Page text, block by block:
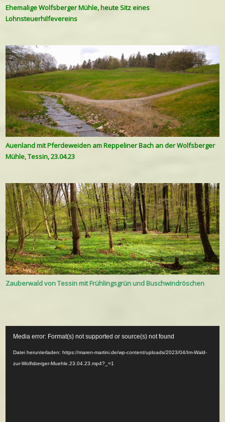
Ehemalige Wolfsberger Mühle, heute Sitz eines
Lohnsteuerhilfevereins
Auenland mit Pferdeweiden am Reppeliner Bach an der Wolfsberger
Mühle, Tessin, 23.04.23
Zauberwald von Tessin mit Frühlingsgrün und Buschwindröschen
Media error: Format(s) not supported or source(s) not found
Datei herunterladen: https://maren-martini.de/wp-content/uploads/2023/04/Im-Wald-
zur-Wolfsberger-Muehle.23.04.23.mp4?_=1